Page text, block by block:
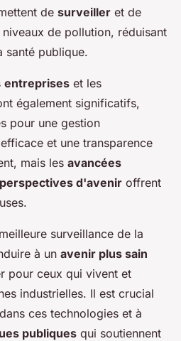
de surveiller et de
de pollution, réduisant
santé publique.
entreprises et les
également significatifs,
pour une gestion
et une transparence
mais les avancées
perspectives d'avenir offrent
surveillance de la
à un avenir plus sain
pour ceux qui vivent et
industrielles. Il est crucial
ces technologies et à
publiques qui soutiennent